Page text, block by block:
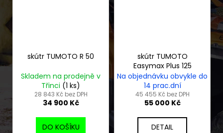
skútr TUMOTO R 50
Skladem na prodejně v
Třinci (1 ks)
28 843 Kč bez DPH
34 900 Kč
DO KOŠÍKU
skútr TUMOTO
Easymax Plus 125
Na objednávku obvykle do
14 prac.dní
45 455 Kč bez DPH
55 000 Kč
DETAIL